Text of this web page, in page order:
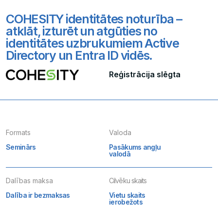
COHESITY identitātes noturība –
atklāt, izturēt un atgūties no
identitātes uzbrukumiem Active
Directory un Entra ID vidēs.
Reģistrācija slēgta
Formats
Seminārs
Valoda
Pasākums angļu
valodā
Dalības maksa
Dalība ir bezmaksas
Cilvēku skaits
Vietu skaits
ierobežots